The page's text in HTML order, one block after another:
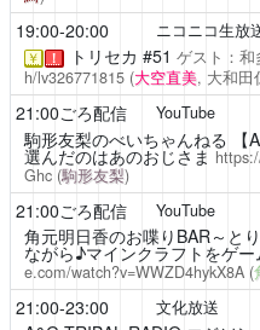
19:00-20:00 ニコニコ生放
￥ ！ トリセカ #51 ゲスト：和
h/lv326771815 (大空直美, 大和田
21:00ごろ配信 YouTube
駒形友梨のべいちゃんねる 【
選んだのはあのおじさま
Ghc (駒形友梨)
21:00ごろ配信 YouTube
角元明日香のお喋りBAR～と
ながら♪マインクラフトをゲー
e.com/watch?v=WWZD4hykX8A (
21:00-23:00 文化放送